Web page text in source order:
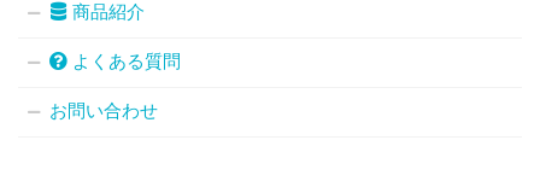
商品紹介
よくある質問
お問い合わせ